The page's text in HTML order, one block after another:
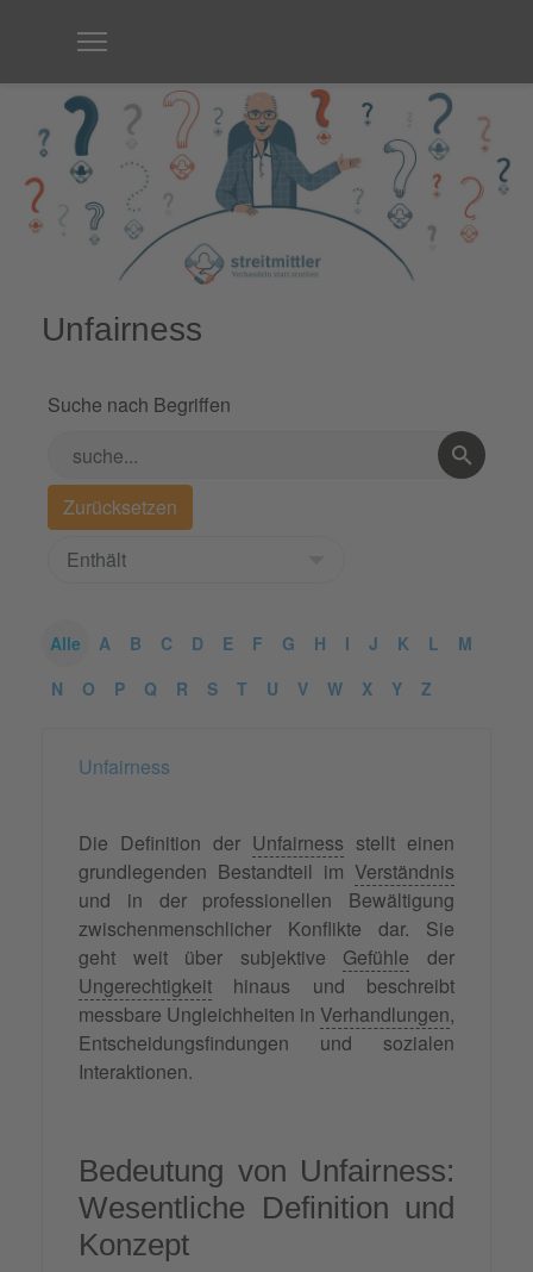
Unfairness
Suche nach Begriffen
Alle A B C D E F G H I J K L
M
N
O P Q R S T U V W X Y Z
Unfairness
Die Definition der Unfairness stellt einen
grundlegenden Bestandteil im Verständnis
und in der professionellen Bewältigung
zwischenmenschlicher Konflikte dar. Sie
geht weit über subjektive Gefühle der
Ungerechtigkeit hinaus und beschreibt
messbare Ungleichheiten in Verhandlungen,
Entscheidungsfindungen und sozialen
Interaktionen.
Bedeutung von Unfairness:
Wesentliche Definition und
Konzept